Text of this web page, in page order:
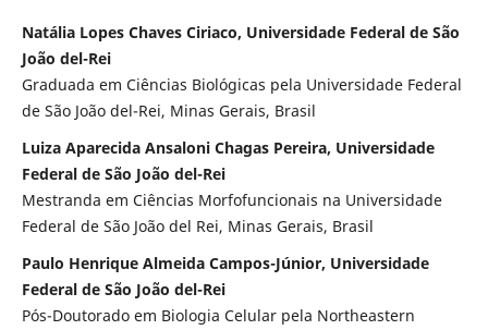
Natália Lopes Chaves Ciriaco, Universidade Federal de São
João del-Rei
Graduada em Ciências Biológicas pela Universidade Federal
de São João del-Rei, Minas Gerais, Brasil
Luiza Aparecida Ansaloni Chagas Pereira, Universidade
Federal de São João del-Rei
Mestranda em Ciências Morfofuncionais na Universidade
Federal de São João del Rei, Minas Gerais, Brasil
Paulo Henrique Almeida Campos-Júnior, Universidade
Federal de São João del-Rei
Pós-Doutorado em Biologia Celular pela Northeastern